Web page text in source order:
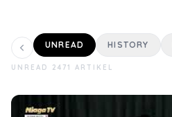
UNREAD HISTORY
UNREAD 2471 ARTIKEL